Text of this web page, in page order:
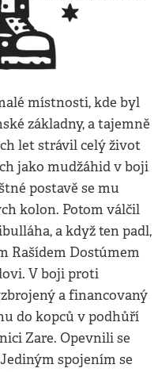
místnosti, kde byl
základny, a tajemně
let strávil celý život
jako mudžáhid v boji
postavě se mu
kolon. Potom válčil
a když ten padl,
Rašídem Dostúmem
V boji proti
a financovaný
do kopců v podhůří
Zare. Opevnili se
spojením se